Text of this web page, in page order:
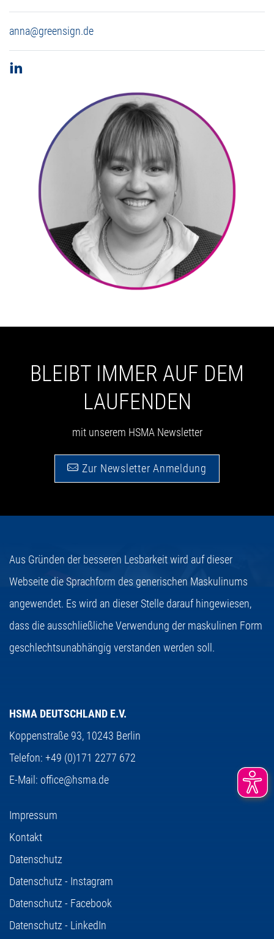
anna@greensign.de
BLEIBT IMMER AUF DEM
LAUFENDEN
mit unserem HSMA Newsletter
Zur Newsletter Anmeldung
Aus Gründen der besseren Lesbarkeit wird auf dieser
Webseite die Sprachform des generischen Maskulinums
angewendet. Es wird an dieser Stelle darauf hingewiesen,
dass die ausschließliche Verwendung der maskulinen Form
geschlechtsunabhängig verstanden werden soll.
HSMA DEUTSCHLAND E.V.
Koppenstraße 93, 10243 Berlin
Telefon: +49 (0)171 2277 672
E-Mail: office@hsma.de
Impressum
Kontakt
Datenschutz
Datenschutz - Instagram
Datenschutz - Facebook
Datenschutz - LinkedIn